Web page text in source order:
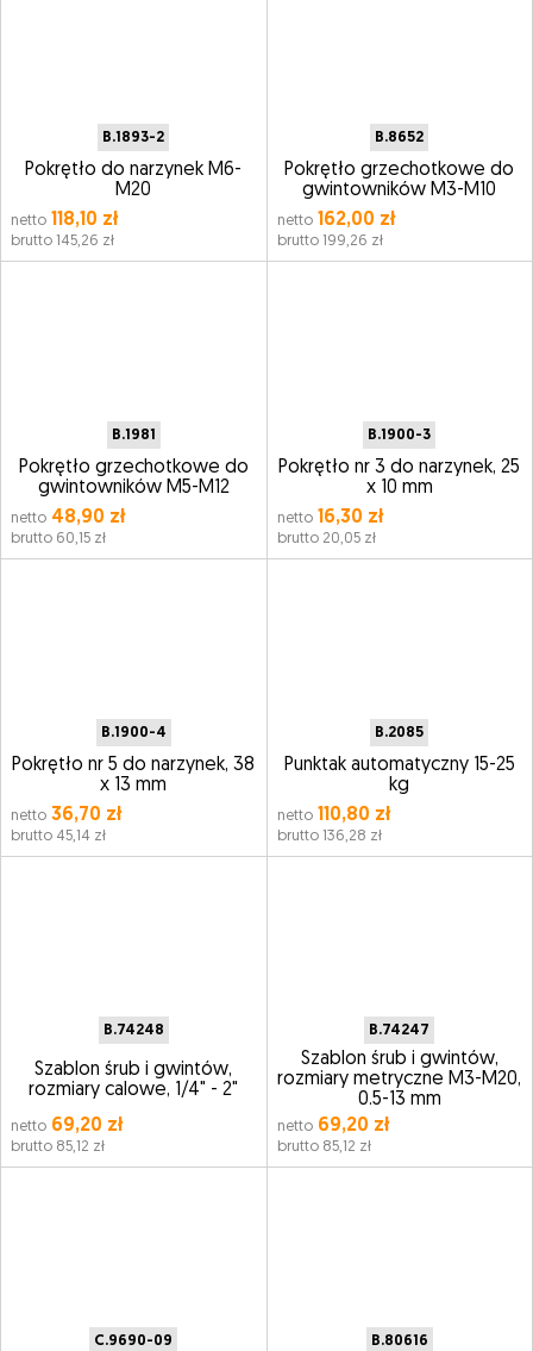
B.1893-2
Pokrętło do narzynek M6-
M20
netto 118,10 zł
brutto 145,26 zł
B.8652
Pokrętło grzechotkowe do
gwintowników M3-M10
netto162,00 zł
brutto 199,26 zł
B.1981
Pokrętło grzechotkowe do
gwintowników M5-M12
netto 48,90 zł
brutto 60,15 zł
B.1900-3
Pokrętło nr 3 do narzynek, 25
x 10 mm
netto16,30 zł
brutto 20,05 zł
B.1900-4
Pokrętło nr 5 do narzynek, 38
x 13 mm
netto 36,70 zł
brutto 45,14 zł
B.2085
Punktak automatyczny 15-25
kg
netto110,80 zł
brutto 136,28 zł
B.74248
Szablon śrub i gwintów,
rozmiary calowe, 1/4" - 2"
netto 69,20 zł
brutto 85,12 zł
B.74247
Szablon śrub i gwintów,
rozmiary metryczne M3-M20,
0.5-13 mm
netto69,20 zł
brutto 85,12 zł
C.9690-09 B.80616